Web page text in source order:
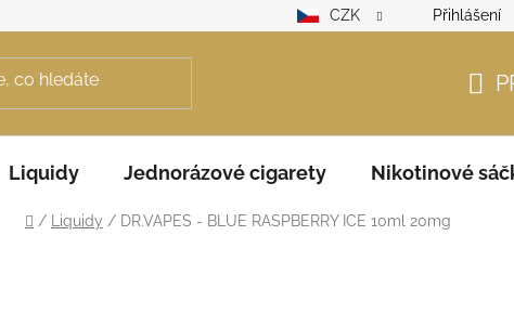
Reklamační řád GDPR
CZK Přihlášení
Liquidy Jednorázové cigarety Nikotinové
Domů
/ Liquidy / DR.VAPES - BLUE RASPBERRY ICE 10ml 20mg